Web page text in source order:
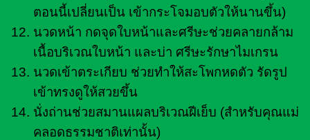
ตอนนี้เปลี่ยนเป็น เข้ากระโจมอบตัวให้นานขึ้น)
นวดหน้า กดจุดใบหน้าและศรีษะช่วยคลายกล้าม
เนื้อบริเวณใบหน้า และบ่า ศรีษะรักษาไมเกรน
นวดเข้าตระเกียบ ช่วยทำให้สะโพกหดตัว รัดรูป
เข้าทรงดูให้สวยขึ้น
นั่งถ่านช่วยสมานแผลบริเวณฝีเย็บ (สำหรับคุณแม่
คลอดธรรมชาติเท่านั้น)